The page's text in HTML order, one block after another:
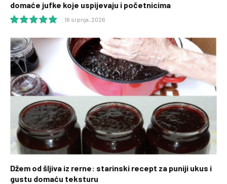
domaće jufke koje uspijevaju i početnicima
10.0
16 srpnja, 2026
Džem od šljiva iz rerne: starinski recept za puniji ukus i
gustu domaću teksturu